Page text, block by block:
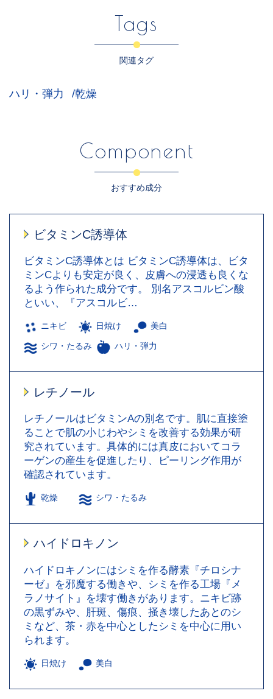
Tags
関連タグ
ハリ・弾力 乾燥
Component
おすすめ成分
ビタミンC誘導体
ビタミンC誘導体とは ビタミンC誘導体は、ビタ
ミンCよりも安定が良く、皮膚への浸透も良くな
るよう作られた成分です。 別名アスコルビン酸
といい、『アスコルビ…
ニキビ 日焼け 美白
シワ・たるみ ハリ・弾力
レチノール
レチノールはビタミンAの別名です。肌に直接塗
ることで肌の小じわやシミを改善する効果が研
究されています。具体的には真皮においてコラ
ーゲンの産生を促進したり、ピーリング作用が
確認されています。
乾燥 シワ・たるみ
ハイドロキノン
ハイドロキノンにはシミを作る酵素『チロシナ
ーゼ』を邪魔する働きや、シミを作る工場『メ
ラノサイト』を壊す働きがあります。ニキビ跡
の黒ずみや、肝斑、傷痕、掻き壊したあとのシ
ミなど、茶・赤を中心としたシミを中心に用い
られます。
日焼け 美白